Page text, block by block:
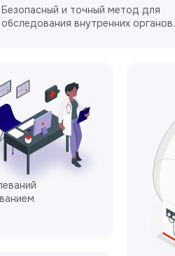
Безопасный и точный метод для
обследования внутренних органов.